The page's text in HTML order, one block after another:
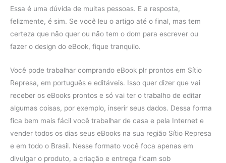
Essa é uma dúvida de muitas pessoas. E a resposta,
felizmente, é sim. Se você leu o artigo até o final, mas tem
certeza que não quer ou não tem o dom para escrever ou
fazer o design do eBook, fique tranquilo.
Você pode trabalhar comprando eBook plr prontos em Sítio
Represa, em português e editáveis. Isso quer dizer que vai
receber os eBooks prontos e só vai ter o trabalho de editar
algumas coisas, por exemplo, inserir seus dados. Dessa forma
fica bem mais fácil você trabalhar de casa e pela Internet e
vender todos os dias seus eBooks na sua região Sítio Represa
e em todo o Brasil. Nesse formato você foca apenas em
divulgar o produto, a criação e entrega ficam sob